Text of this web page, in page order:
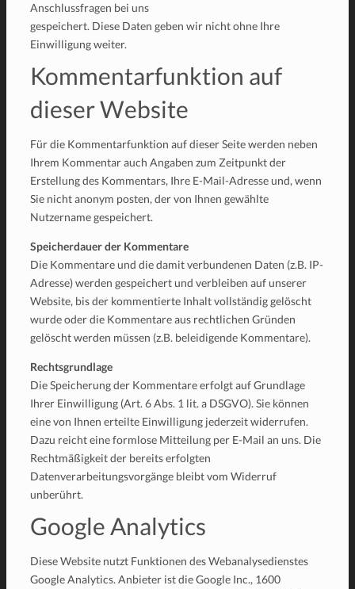
Anschlussfragen bei uns
gespeichert. Diese Daten geben wir nicht ohne Ihre
Einwilligung weiter.
Kommentarfunktion auf
dieser Website
Für die Kommentarfunktion auf dieser Seite werden neben
Ihrem Kommentar auch Angaben zum Zeitpunkt der
Erstellung des Kommentars, Ihre E-Mail-Adresse und, wenn
Sie nicht anonym posten, der von Ihnen gewählte
Nutzername gespeichert.
Speicherdauer der Kommentare
Die Kommentare und die damit verbundenen Daten (z.B. IP-
Adresse) werden gespeichert und verbleiben auf unserer
Website, bis der kommentierte Inhalt vollständig gelöscht
wurde oder die Kommentare aus rechtlichen Gründen
gelöscht werden müssen (z.B. beleidigende Kommentare).
Rechtsgrundlage
Die Speicherung der Kommentare erfolgt auf Grundlage
Ihrer Einwilligung (Art. 6 Abs. 1 lit. a DSGVO). Sie können
eine von Ihnen erteilte Einwilligung jederzeit widerrufen.
Dazu reicht eine formlose Mitteilung per E-Mail an uns. Die
Rechtmäßigkeit der bereits erfolgten
Datenverarbeitungsvorgänge bleibt vom Widerruf
unberührt.
Google Analytics
Diese Website nutzt Funktionen des Webanalysedienstes
Google Analytics. Anbieter ist die Google Inc., 1600